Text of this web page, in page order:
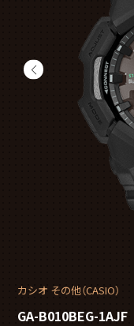
カシオ その他（CASIO）
GA-B010BEG-1AJF